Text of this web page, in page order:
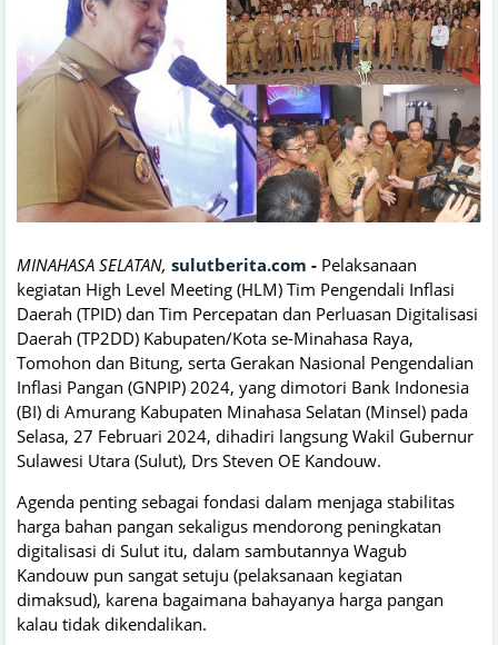
MINAHASA SELATAN, sulutberita.com - Pelaksanaan
kegiatan High Level Meeting (HLM) Tim Pengendali Inflasi
Daerah (TPID) dan Tim Percepatan dan Perluasan Digitalisasi
Daerah (TP2DD) Kabupaten/Kota se-Minahasa Raya,
Tomohon dan Bitung, serta Gerakan Nasional Pengendalian
Inflasi Pangan (GNPIP) 2024, yang dimotori Bank Indonesia
(BI) di Amurang Kabupaten Minahasa Selatan (Minsel) pada
Selasa, 27 Februari 2024, dihadiri langsung Wakil Gubernur
Sulawesi Utara (Sulut), Drs Steven OE Kandouw.
Agenda penting sebagai fondasi dalam menjaga stabilitas
harga bahan pangan sekaligus mendorong peningkatan
digitalisasi di Sulut itu, dalam sambutannya Wagub
Kandouw pun sangat setuju (pelaksanaan kegiatan
dimaksud), karena bagaimana bahayanya harga pangan
kalau tidak dikendalikan.